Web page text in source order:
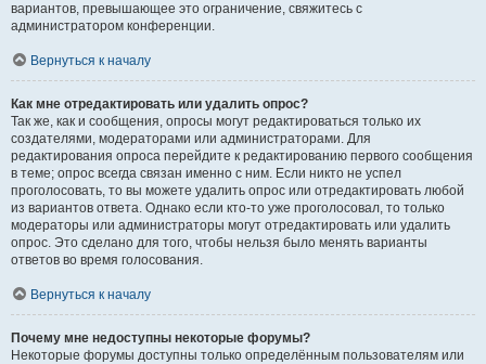
вариантов, превышающее это ограничение, свяжитесь с
администратором конференции.
Вернуться к началу
Как мне отредактировать или удалить опрос?
Так же, как и сообщения, опросы могут редактироваться только их
создателями, модераторами или администраторами. Для
редактирования опроса перейдите к редактированию первого сообщения
в теме; опрос всегда связан именно с ним. Если никто не успел
проголосовать, то вы можете удалить опрос или отредактировать любой
из вариантов ответа. Однако если кто-то уже проголосовал, то только
модераторы или администраторы могут отредактировать или удалить
опрос. Это сделано для того, чтобы нельзя было менять варианты
ответов во время голосования.
Вернуться к началу
Почему мне недоступны некоторые форумы?
Некоторые форумы доступны только определённым пользователям или